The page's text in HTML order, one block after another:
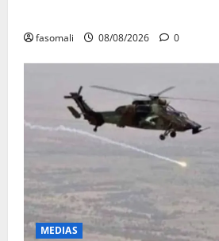
fasomali 08/08/2026 0
MEDIAS